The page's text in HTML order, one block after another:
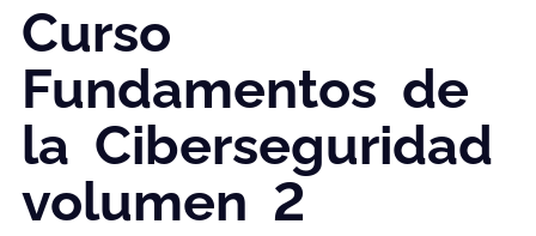
Curso
Fundamentos de
la Ciberseguridad
volumen 2